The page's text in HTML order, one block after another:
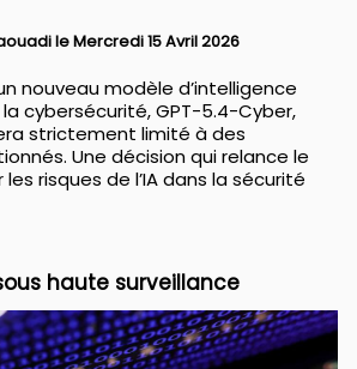
le Mercredi 15 Avril 2026
nouveau modèle d’intelligence
cybersécurité, GPT-5.4-Cyber,
strictement limité à des
Une décision qui relance le
risques de l’IA dans la sécurité
haute surveillance